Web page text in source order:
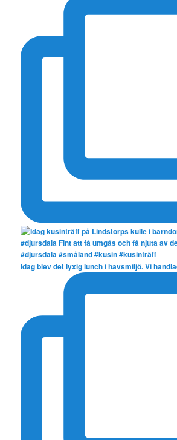
Idag blev det lyxig lunch i havsmiljö. Vi